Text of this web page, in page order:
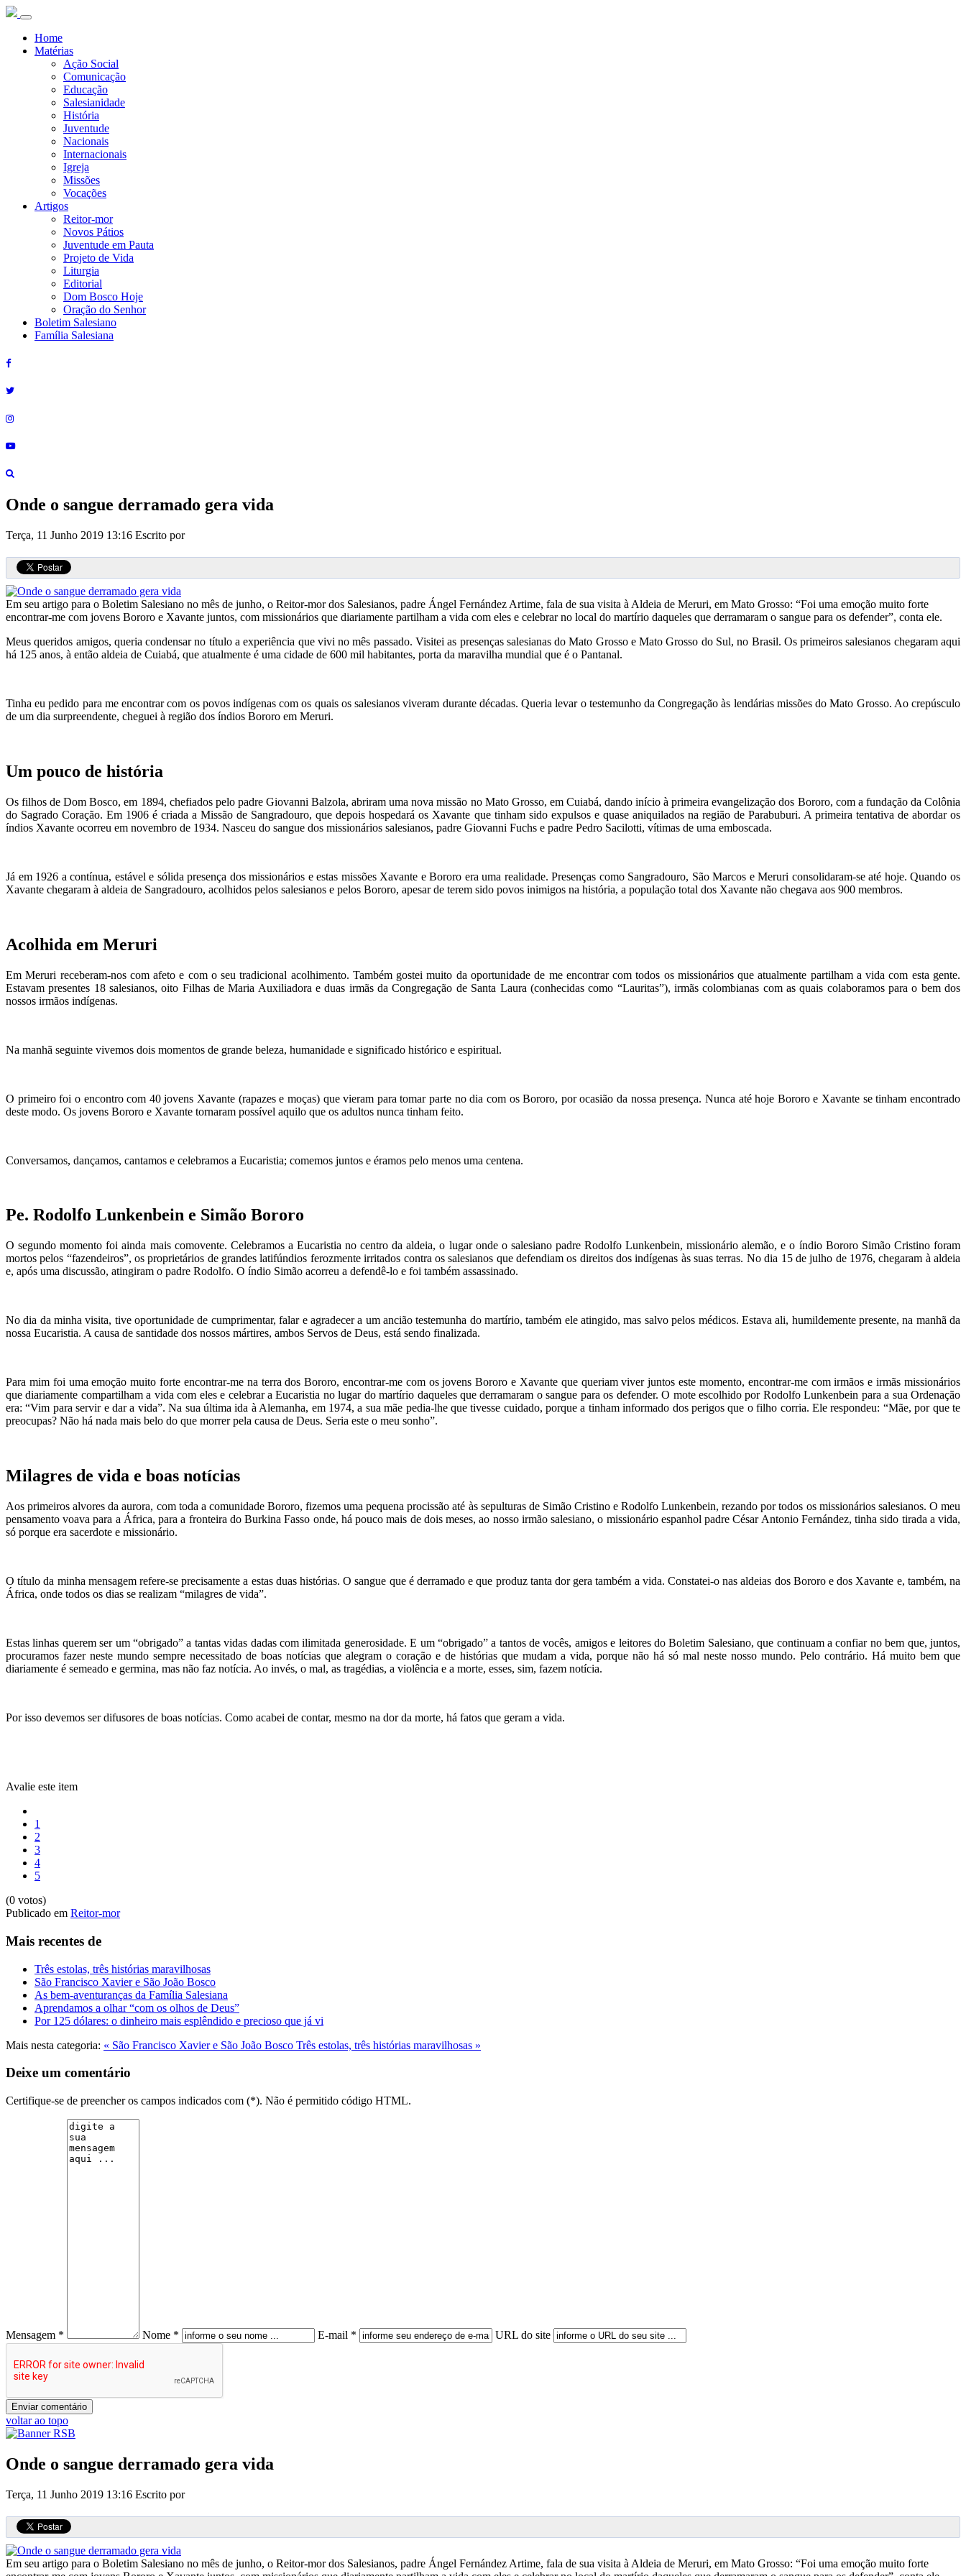
Home
Matérias
Ação Social
Comunicação
Educação
Salesianidade
História
Juventude
Nacionais
Internacionais
Igreja
Missões
Vocações
Artigos
Reitor-mor
Novos Pátios
Juventude em Pauta
Projeto de Vida
Liturgia
Editorial
Dom Bosco Hoje
Oração do Senhor
Boletim Salesiano
Família Salesiana
Onde o sangue derramado gera vida
Terça, 11 Junho 2019 13:16 Escrito por
Em seu artigo para o Boletim Salesiano no mês de junho, o Reitor-mor dos Salesianos, padre Ángel Fernández Artime, fala de sua visita à Aldeia de Meruri, em Mato Grosso: “Foi uma emoção muito forte
encontrar-me com jovens Bororo e Xavante juntos, com missionários que diariamente partilham a vida com eles e celebrar no local do martírio daqueles que derramaram o sangue para os defender”, conta ele.
Meus queridos amigos, queria condensar no título a experiência que vivi no mês passado. Visitei as presenças salesianas do Mato Grosso e Mato Grosso do Sul, no Brasil. Os primeiros salesianos chegaram aqui
há 125 anos, à então aldeia de Cuiabá, que atualmente é uma cidade de 600 mil habitantes, porta da maravilha mundial que é o Pantanal.
Tinha eu pedido para me encontrar com os povos indígenas com os quais os salesianos viveram durante décadas. Queria levar o testemunho da Congregação às lendárias missões do Mato Grosso. Ao crepúsculo
de um dia surpreendente, cheguei à região dos índios Bororo em Meruri.
Um pouco de história
Os filhos de Dom Bosco, em 1894, chefiados pelo padre Giovanni Balzola, abriram uma nova missão no Mato Grosso, em Cuiabá, dando início à primeira evangelização dos Bororo, com a fundação da Colônia
do Sagrado Coração. Em 1906 é criada a Missão de Sangradouro, que depois hospedará os Xavante que tinham sido expulsos e quase aniquilados na região de Parabuburi. A primeira tentativa de abordar os
índios Xavante ocorreu em novembro de 1934. Nasceu do sangue dos missionários salesianos, padre Giovanni Fuchs e padre Pedro Sacilotti, vítimas de uma emboscada.
Já em 1926 a contínua, estável e sólida presença dos missionários e estas missões Xavante e Bororo era uma realidade. Presenças como Sangradouro, São Marcos e Meruri consolidaram-se até hoje. Quando os
Xavante chegaram à aldeia de Sangradouro, acolhidos pelos salesianos e pelos Bororo, apesar de terem sido povos inimigos na história, a população total dos Xavante não chegava aos 900 membros.
Acolhida em Meruri
Em Meruri receberam-nos com afeto e com o seu tradicional acolhimento. Também gostei muito da oportunidade de me encontrar com todos os missionários que atualmente partilham a vida com esta gente.
Estavam presentes 18 salesianos, oito Filhas de Maria Auxiliadora e duas irmãs da Congregação de Santa Laura (conhecidas como “Lauritas”), irmãs colombianas com as quais colaboramos para o bem dos
nossos irmãos indígenas.
Na manhã seguinte vivemos dois momentos de grande beleza, humanidade e significado histórico e espiritual.
O primeiro foi o encontro com 40 jovens Xavante (rapazes e moças) que vieram para tomar parte no dia com os Bororo, por ocasião da nossa presença. Nunca até hoje Bororo e Xavante se tinham encontrado
deste modo. Os jovens Bororo e Xavante tornaram possível aquilo que os adultos nunca tinham feito.
Conversamos, dançamos, cantamos e celebramos a Eucaristia; comemos juntos e éramos pelo menos uma centena.
Pe. Rodolfo Lunkenbein e Simão Bororo
O segundo momento foi ainda mais comovente. Celebramos a Eucaristia no centro da aldeia, o lugar onde o salesiano padre Rodolfo Lunkenbein, missionário alemão, e o índio Bororo Simão Cristino foram
mortos pelos “fazendeiros”, os proprietários de grandes latifúndios ferozmente irritados contra os salesianos que defendiam os direitos dos indígenas às suas terras. No dia 15 de julho de 1976, chegaram à aldeia
e, após uma discussão, atingiram o padre Rodolfo. O índio Simão acorreu a defendê-lo e foi também assassinado.
No dia da minha visita, tive oportunidade de cumprimentar, falar e agradecer a um ancião testemunha do martírio, também ele atingido, mas salvo pelos médicos. Estava ali, humildemente presente, na manhã da
nossa Eucaristia. A causa de santidade dos nossos mártires, ambos Servos de Deus, está sendo finalizada.
Para mim foi uma emoção muito forte encontrar-me na terra dos Bororo, encontrar-me com os jovens Bororo e Xavante que queriam viver juntos este momento, encontrar-me com irmãos e irmãs missionários
que diariamente compartilham a vida com eles e celebrar a Eucaristia no lugar do martírio daqueles que derramaram o sangue para os defender. O mote escolhido por Rodolfo Lunkenbein para a sua Ordenação
era: “Vim para servir e dar a vida”. Na sua última ida à Alemanha, em 1974, a sua mãe pedia-lhe que tivesse cuidado, porque a tinham informado dos perigos que o filho corria. Ele respondeu: “Mãe, por que te
preocupas? Não há nada mais belo do que morrer pela causa de Deus. Seria este o meu sonho”.
Milagres de vida e boas notícias
Aos primeiros alvores da aurora, com toda a comunidade Bororo, fizemos uma pequena procissão até às sepulturas de Simão Cristino e Rodolfo Lunkenbein, rezando por todos os missionários salesianos. O meu
pensamento voava para a África, para a fronteira do Burkina Fasso onde, há pouco mais de dois meses, ao nosso irmão salesiano, o missionário espanhol padre César Antonio Fernández, tinha sido tirada a vida,
só porque era sacerdote e missionário.
O título da minha mensagem refere-se precisamente a estas duas histórias. O sangue que é derramado e que produz tanta dor gera também a vida. Constatei-o nas aldeias dos Bororo e dos Xavante e, também, na
África, onde todos os dias se realizam “milagres de vida”.
Estas linhas querem ser um “obrigado” a tantas vidas dadas com ilimitada generosidade. E um “obrigado” a tantos de vocês, amigos e leitores do Boletim Salesiano, que continuam a confiar no bem que, juntos,
procuramos fazer neste mundo sempre necessitado de boas notícias que alegram o coração e de histórias que mudam a vida, porque não há só mal neste nosso mundo. Pelo contrário. Há muito bem que
diariamente é semeado e germina, mas não faz notícia. Ao invés, o mal, as tragédias, a violência e a morte, esses, sim, fazem notícia.
Por isso devemos ser difusores de boas notícias. Como acabei de contar, mesmo na dor da morte, há fatos que geram a vida.
Avalie este item
1
2
3
4
5
(0 votos)
Publicado em Reitor-mor
Mais recentes de
Três estolas, três histórias maravilhosas
São Francisco Xavier e São João Bosco
As bem-aventuranças da Família Salesiana
Aprendamos a olhar “com os olhos de Deus”
Por 125 dólares: o dinheiro mais esplêndido e precioso que já vi
Mais nesta categoria: « São Francisco Xavier e São João Bosco Três estolas, três histórias maravilhosas »
Deixe um comentário
Certifique-se de preencher os campos indicados com (*). Não é permitido código HTML.
Mensagem * Nome * E-mail * URL do site
voltar ao topo
Onde o sangue derramado gera vida
Terça, 11 Junho 2019 13:16 Escrito por
Em seu artigo para o Boletim Salesiano no mês de junho, o Reitor-mor dos Salesianos, padre Ángel Fernández Artime, fala de sua visita à Aldeia de Meruri, em Mato Grosso: “Foi uma emoção muito forte